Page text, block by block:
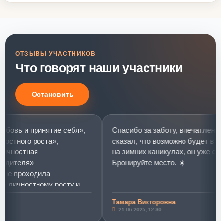
ОТЗЫВЫ УЧАСТНИКОВ
Что говорят наши участники
Остановить
и принятие себя»,
роста»,
росту и
Спасибо за заботу, впечатлений
сказал, что возможно будет в
на зимних каникулах, он уже
Бронируйте место. ☀️
Тамара Викторовна
21.06.2025, 12:30